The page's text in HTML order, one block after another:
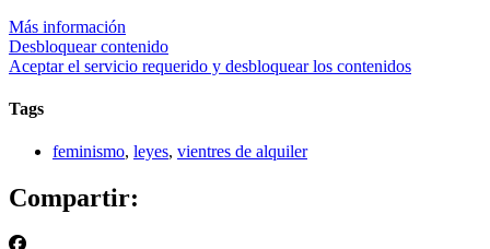
Más información
Desbloquear contenido
Aceptar el servicio requerido y desbloquear los contenidos
Tags
feminismo, leyes, vientres de alquiler
Compartir: